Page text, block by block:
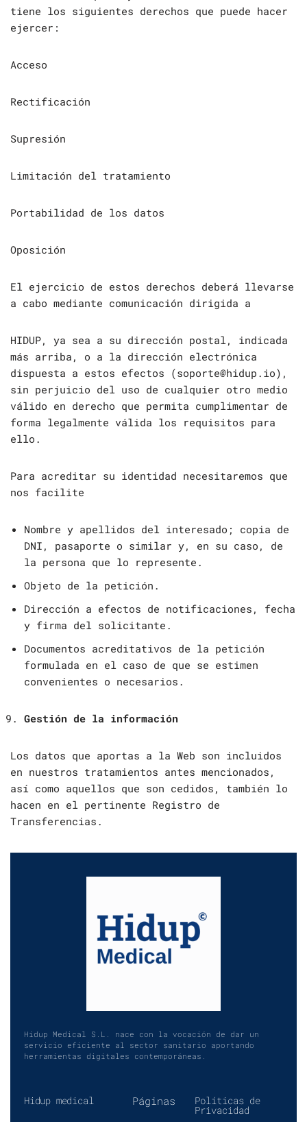
tiene los siguientes derechos que puede hacer
ejercer:
Acceso
Rectificación
Supresión
Limitación del tratamiento
Portabilidad de los datos
Oposición
El ejercicio de estos derechos deberá llevarse
a cabo mediante comunicación dirigida a
HIDUP, ya sea a su dirección postal, indicada
más arriba, o a la dirección electrónica
dispuesta a estos efectos (soporte@hidup.io),
sin perjuicio del uso de cualquier otro medio
válido en derecho que permita cumplimentar de
forma legalmente válida los requisitos para
ello.
Para acreditar su identidad necesitaremos que
nos facilite
Nombre y apellidos del interesado; copia de
DNI, pasaporte o similar y, en su caso, de
la persona que lo represente.
Objeto de la petición.
Dirección a efectos de notificaciones, fecha
y firma del solicitante.
Documentos acreditativos de la petición
formulada en el caso de que se estimen
convenientes o necesarios.
Gestión de la información
Los datos que aportas a la Web son incluidos
en nuestros tratamientos antes mencionados,
así como aquellos que son cedidos, también lo
hacen en el pertinente Registro de
Transferencias.
Hidup Medical S.L. nace con la vocación de dar un
servicio eficiente al sector sanitario aportando
herramientas digitales contemporáneas.
Hidup medical Páginas Políticas de
Privacidad